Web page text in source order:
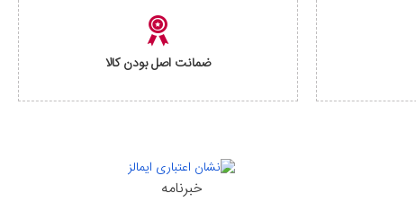
ضمانت اصل بودن کالا
خبرنامه